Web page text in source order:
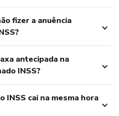
fizer a anuência
antecipada na
INSS?
INSS cai na mesma hora